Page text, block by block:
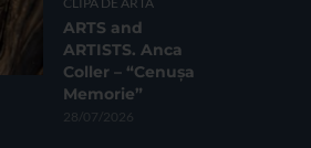
ARTS and
ARTISTS. Anca
Coller – “Cenușa
Memorie”
28/07/2026